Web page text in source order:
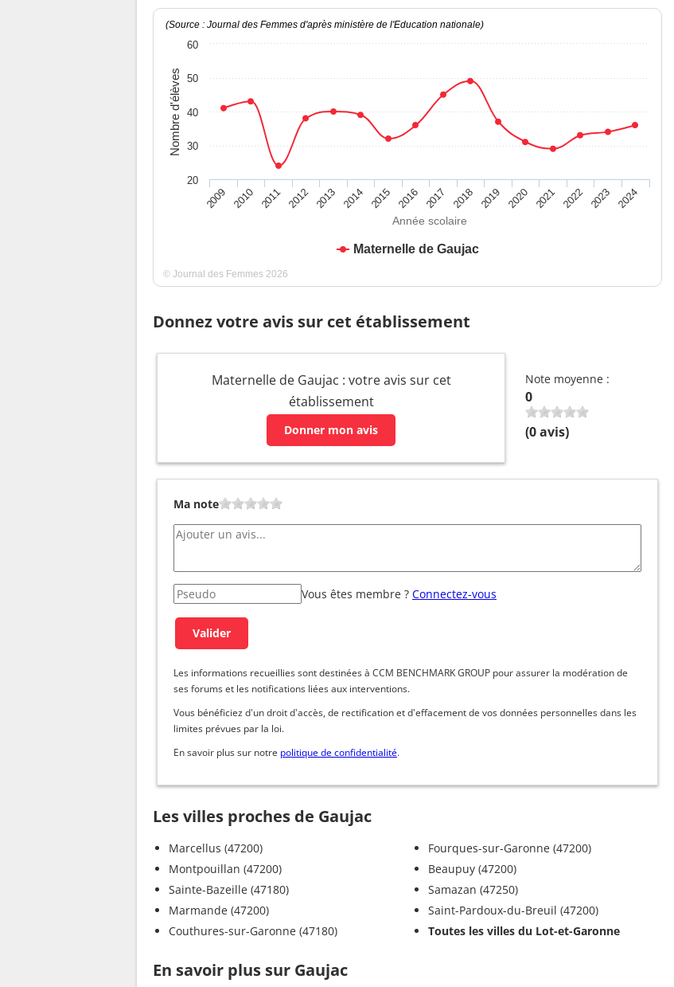
Année scolaire
Nombre d'élèves
(Source : Journal des Femmes d'après ministère de l'Education nationale)
Maternelle de Gaujac
2009 2010 2011 2012 2013 2014 2015 2016 2017 2018 2019 2020 2021 2022 2023 2024
20
30
40
50
60
© Journal des Femmes 2026
Donnez votre avis sur cet établissement
Maternelle de Gaujac : votre avis sur cet
établissement
Donner mon avis
Note moyenne :
0
(0avis)
Ma note
Vous êtes membre ? Connectez-vous
Les informations recueillies sont destinées à CCM BENCHMARK GROUP pour assurer la modération de
ses forums et les notifications liées aux interventions.
Vous bénéficiez d'un droit d'accès, de rectification et d'effacement de vos données personnelles dans les
limites prévues par la loi.
En savoir plus sur notre politique de confidentialité.
Les villes proches de Gaujac
Marcellus (47200)
Montpouillan (47200)
Sainte-Bazeille (47180)
Marmande (47200)
Couthures-sur-Garonne (47180)
Fourques-sur-Garonne (47200)
Beaupuy (47200)
Samazan (47250)
Saint-Pardoux-du-Breuil (47200)
Toutes les villes du Lot-et-Garonne
En savoir plus sur Gaujac